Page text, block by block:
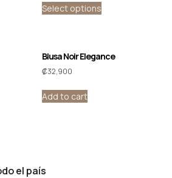
Select options
Blusa Noir Elegance
₡32,900
Add to cart
el país